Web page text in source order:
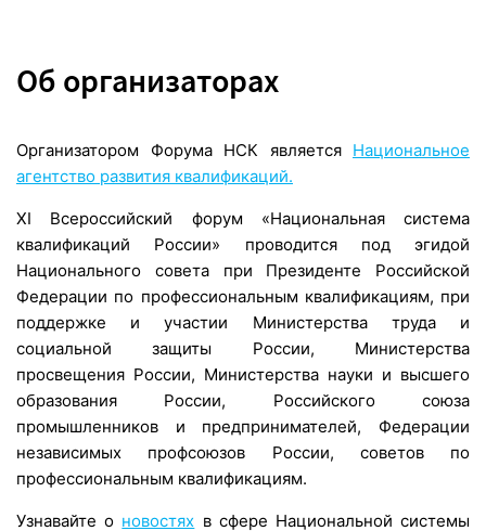
Об организаторах
Организатором Форума НСК является Национальное
агентство развития квалификаций.
XI Всероссийский форум «Национальная система
квалификаций России» проводится под эгидой
Национального совета при Президенте Российской
Федерации по профессиональным квалификациям, при
поддержке и участии Министерства труда и
социальной защиты России, Министерства
просвещения России, Министерства науки и высшего
образования России, Российского союза
промышленников и предпринимателей, Федерации
независимых профсоюзов России, советов по
профессиональным квалификациям.
Узнавайте о новостях в сфере Национальной системы